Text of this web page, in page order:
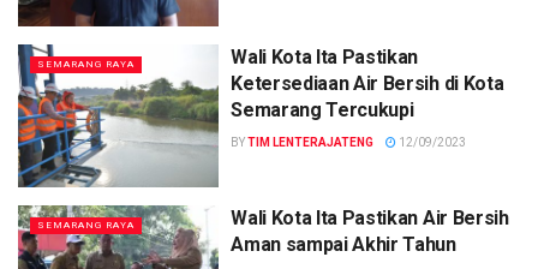
SEMARANG RAYA
Wali Kota Ita Pastikan
Ketersediaan Air Bersih di Kota
Semarang Tercukupi
BYTIM LENTERAJATENG 12/09/2023
SEMARANG RAYA
Wali Kota Ita Pastikan Air Bersih
Aman sampai Akhir Tahun